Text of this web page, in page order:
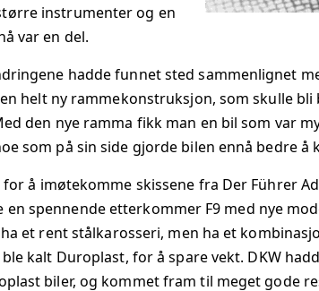
ETTERKRIGSTID
WARTBURG
instrumenter og en
var en del.
hadde funnet sted sammenlignet
helt ny rammekonstruksjon, som skulle
den nye ramma fikk man en bil som var
som på sin side gjorde bilen ennå bedre å
å imøtekomme skissene fra Der Führer
spennende etterkommer F9 med nye
et rent stålkarosseri, men ha et
kalt Duroplast, for å spare vekt. DKW
biler, og kommet fram til meget gode